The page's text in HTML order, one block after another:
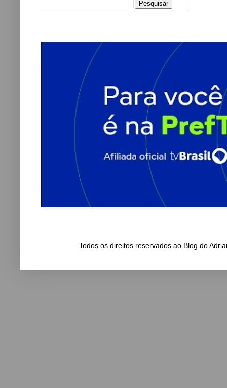
Todos os direitos reservados ao Blog do